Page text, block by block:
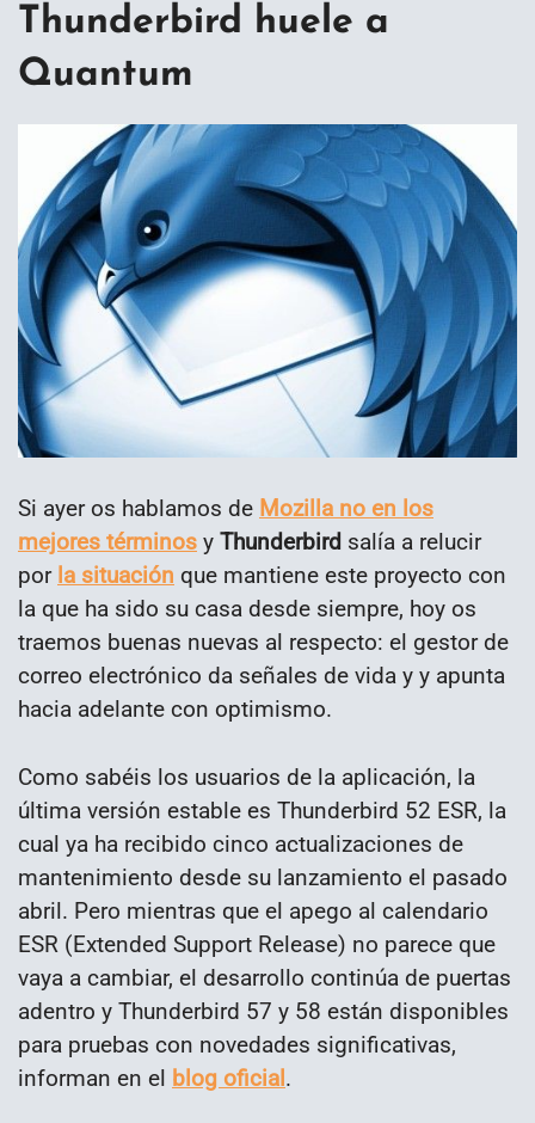
Thunderbird huele a
Quantum
Si ayer os hablamos de Mozilla no en los
mejores términos y Thunderbird salía a relucir
por la situación que mantiene este proyecto con
la que ha sido su casa desde siempre, hoy os
traemos buenas nuevas al respecto: el gestor de
correo electrónico da señales de vida y y apunta
hacia adelante con optimismo.
Como sabéis los usuarios de la aplicación, la
última versión estable es Thunderbird 52 ESR, la
cual ya ha recibido cinco actualizaciones de
mantenimiento desde su lanzamiento el pasado
abril. Pero mientras que el apego al calendario
ESR (Extended Support Release) no parece que
vaya a cambiar, el desarrollo continúa de puertas
adentro y Thunderbird 57 y 58 están disponibles
para pruebas con novedades significativas,
informan en el blog oficial.